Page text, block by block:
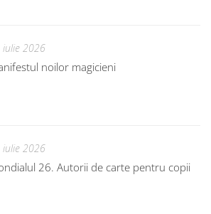
iulie 2026
noilor magicieni
iulie 2026
26. Autorii de carte pentru copii